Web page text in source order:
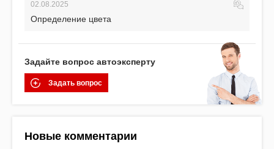
02.08.2025
Определение цвета
Задайте вопрос автоэксперту
Задать вопрос
Новые комментарии